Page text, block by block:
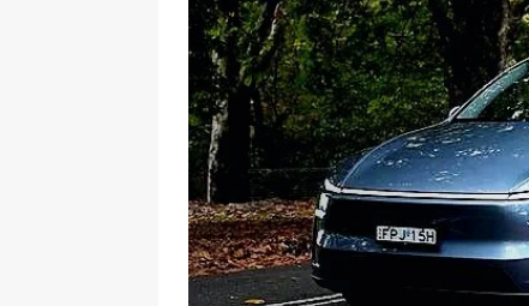
[ 06/08/2026 ] Xiaomi’s neues
[ 06/08/2026 ] Elektrischer